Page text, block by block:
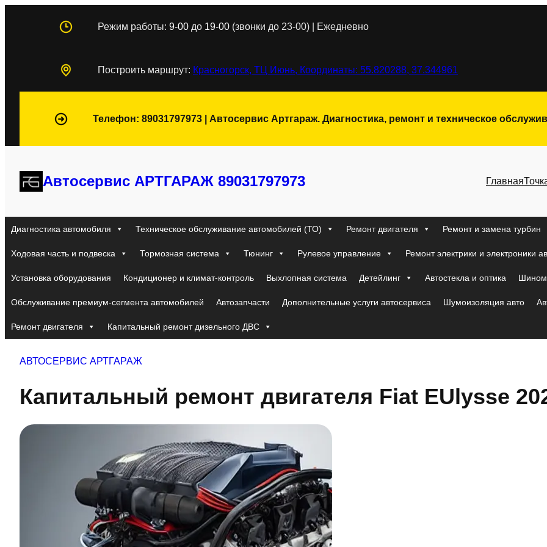
Режим работы: 9-00 до 19-00 (звонки до 23-00) | Ежедневно
Построить маршрут: Красногорск, ТЦ Июнь, Координаты: 55.820288, 37.344961
Телефон: 89031797973 | Автосервис Артгараж. Диагностика, ремонт и техническое
Автосервис АРТГАРАЖ 89031797973 Главная
Диагностика автомобиля Техническое обслуживание автомобилей (ТО) Ремонт двигателя Ремонт и замена турбин
Ходовая часть и подвеска Тормозная система Тюнинг Рулевое управление Ремонт электрики и электроники
Установка оборудования Кондиционер и климат-контроль Выхлопная система Детейлинг Автостекла и оптика
Обслуживание премиум-сегмента автомобилей Автозапчасти Дополнительные услуги автосервиса Шумоизоляция авто
Ремонт двигателя Капитальный ремонт дизельного ДВС
АВТОСЕРВИС АРТГАРАЖ
Капитальный ремонт двигателя Fiat EUlysse